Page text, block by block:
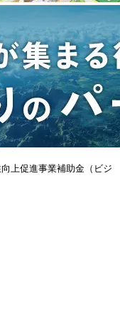
上促進事業補助金（ビジ